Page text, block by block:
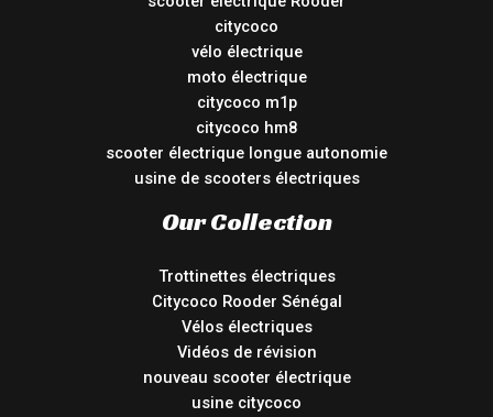
citycoco
vélo électrique
moto électrique
citycoco m1p
citycoco hm8
scooter électrique longue autonomie
usine de scooters électriques
Our Collection
Trottinettes électriques
Citycoco Rooder Sénégal
Vélos électriques
Vidéos de révision
nouveau scooter électrique
usine citycoco